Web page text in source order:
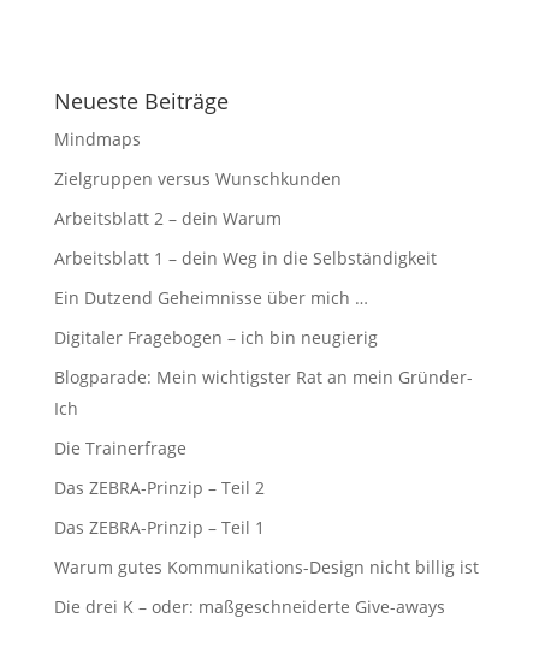
Neueste Beiträge
Mindmaps
Zielgruppen versus Wunschkunden
Arbeitsblatt 2 – dein Warum
Arbeitsblatt 1 – dein Weg in die Selbständigkeit
Ein Dutzend Geheimnisse über mich …
Digitaler Fragebogen – ich bin neugierig
Blogparade: Mein wichtigster Rat an mein Gründer-
Ich
Die Trainerfrage
Das ZEBRA-Prinzip – Teil 2
Das ZEBRA-Prinzip – Teil 1
Warum gutes Kommunikations-Design nicht billig ist
Die drei K – oder: maßgeschneiderte Give-aways